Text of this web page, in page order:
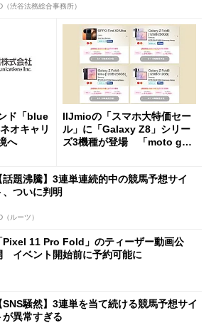
（渋谷法務総合事務所）
ド「blue
オキャリ
へ
IIJmioの「スマホ大特価セー
ル」に「Galaxy Z8」シリー
ズ3機種が登場 「moto g37
話題沸騰】3連単連続的中の競馬予想サイ
、ついに判明
（ルーツ）
Pixel 11 Pro Fold」のティーザー動画公
イベント開始前に予約可能に
SNS騒然】3連単を当て続ける競馬予想サイ
が異常すぎる